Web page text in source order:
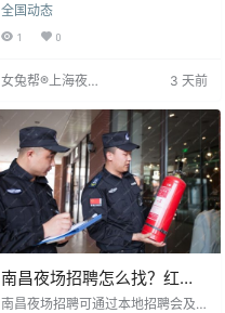
跃。现招聘包厢服务员，要求形象
气质佳、沟通能力强，适应夜间工
费、免费宿舍等福利，无押金无杂
全国动态
1 0
女兔帮®上海夜场
3 天前
南昌夜场招聘怎么找？红谷
滩场子真实信息分享
南昌夜场招聘可通过本地招聘会及